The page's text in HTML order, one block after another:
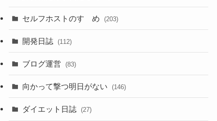
セルフホストのすゝめ (203)
開発日誌 (112)
ブログ運営 (83)
向かって撃つ明日がない (146)
ダイエット日誌 (27)